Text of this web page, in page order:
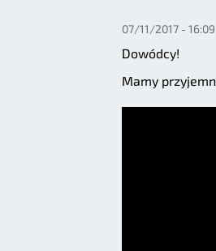
07/11/2017 - 16:09
Dowódcy!
Mamy